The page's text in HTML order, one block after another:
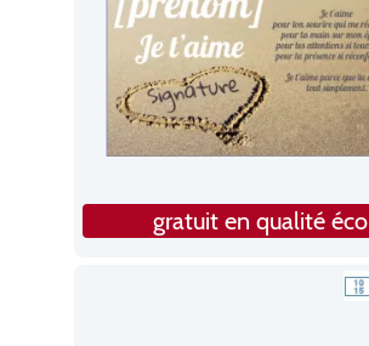
gratuit en qualité éco